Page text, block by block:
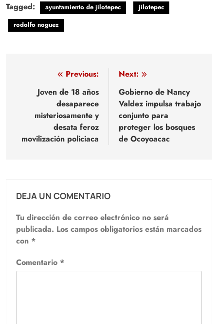
Tagged: ayuntamiento de jilotepec
jilotepec
rodolfo noguez
Navegación
entradas
Previous:
Joven de 18 años
desaparece
misteriosamente y
desata feroz
movilización policiaca
Next:
Gobierno de Nancy
Valdez impulsa trabajo
conjunto para
proteger los bosques
de Ocoyoacac
DEJA UN COMENTARIO
Tu dirección de correo electrónico no será
publicada. Los campos obligatorios están marcados
con *
Comentario *